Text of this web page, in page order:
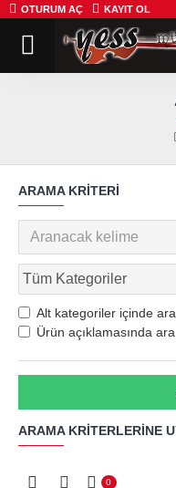
OTURUM AÇ KAYIT OL
ARAMA KRITERI
Alt kategoriler içinde ara
Ürün açıklamasında ara.
ARAMA KRITERLERINE
0